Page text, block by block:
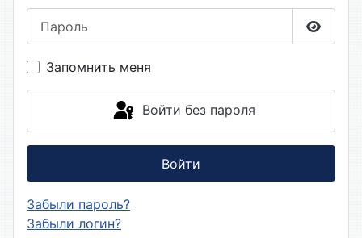
Запомнить меня
Войти без пароля
Войти
Забыли пароль?
Забыли логин?